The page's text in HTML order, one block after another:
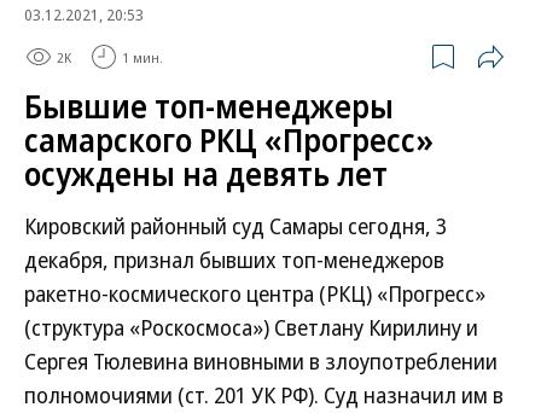
03.12.2021, 20:53
2K 1 мин.
Бывшие топ-менеджеры
самарского РКЦ «Прогресс»
осуждены на девять лет
Кировский районный суд Самары сегодня, 3
декабря, признал бывших топ-менеджеров
ракетно-космического центра (РКЦ) «Прогресс»
(структура «Роскосмоса») Светлану Кирилину и
Сергея Тюлевина виновными в злоупотреблении
полномочиями (ст. 201 УК РФ). Суд назначил им в